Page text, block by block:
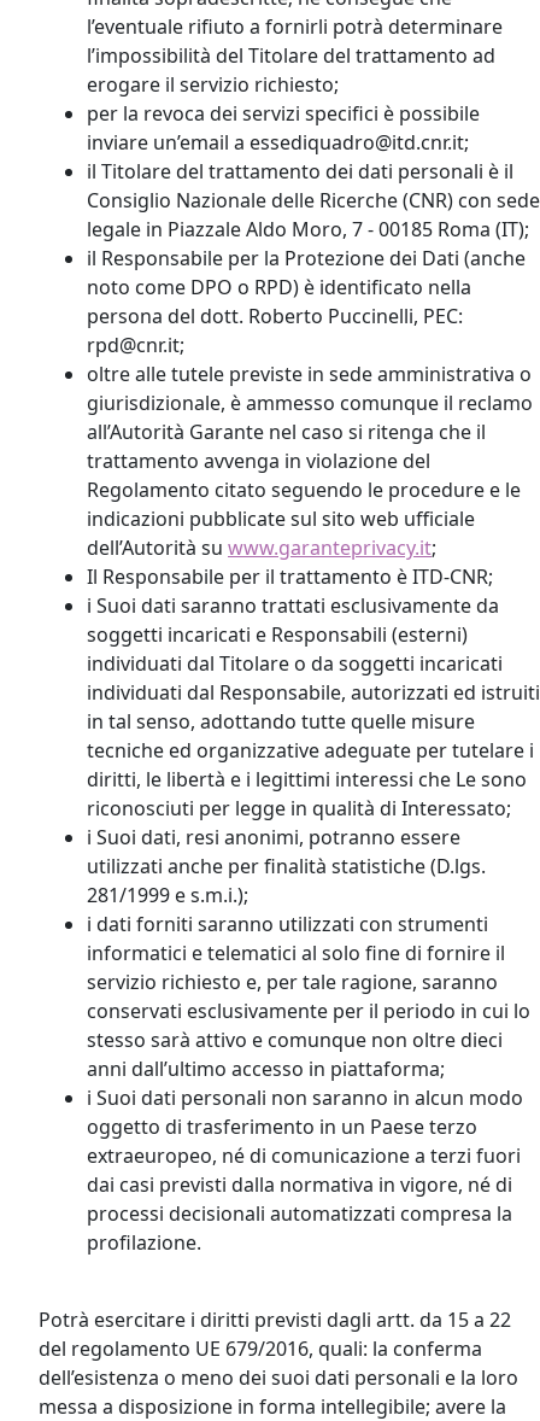
l’eventuale rifiuto a fornirli potrà determinare
l’impossibilità del Titolare del trattamento ad
erogare il servizio richiesto;
per la revoca dei servizi specifici è possibile
inviare un’email a essediquadro@itd.cnr.it;
il Titolare del trattamento dei dati personali è il
Consiglio Nazionale delle Ricerche (CNR) con sede
legale in Piazzale Aldo Moro, 7 - 00185 Roma (IT);
il Responsabile per la Protezione dei Dati (anche
noto come DPO o RPD) è identificato nella
persona del dott. Roberto Puccinelli, PEC:
rpd@cnr.it;
oltre alle tutele previste in sede amministrativa o
giurisdizionale, è ammesso comunque il reclamo
all’Autorità Garante nel caso si ritenga che il
trattamento avvenga in violazione del
Regolamento citato seguendo le procedure e le
indicazioni pubblicate sul sito web ufficiale
dell’Autorità su www.garanteprivacy.it;
Il Responsabile per il trattamento è ITD-CNR;
i Suoi dati saranno trattati esclusivamente da
soggetti incaricati e Responsabili (esterni)
individuati dal Titolare o da soggetti incaricati
individuati dal Responsabile, autorizzati ed istruiti
in tal senso, adottando tutte quelle misure
tecniche ed organizzative adeguate per tutelare i
diritti, le libertà e i legittimi interessi che Le sono
riconosciuti per legge in qualità di Interessato;
i Suoi dati, resi anonimi, potranno essere
utilizzati anche per finalità statistiche (D.lgs.
281/1999 e s.m.i.);
i dati forniti saranno utilizzati con strumenti
informatici e telematici al solo fine di fornire il
servizio richiesto e, per tale ragione, saranno
conservati esclusivamente per il periodo in cui lo
stesso sarà attivo e comunque non oltre dieci
anni dall’ultimo accesso in piattaforma;
i Suoi dati personali non saranno in alcun modo
oggetto di trasferimento in un Paese terzo
extraeuropeo, né di comunicazione a terzi fuori
dai casi previsti dalla normativa in vigore, né di
processi decisionali automatizzati compresa la
profilazione.
Potrà esercitare i diritti previsti dagli artt. da 15 a 22
del regolamento UE 679/2016, quali: la conferma
dell’esistenza o meno dei suoi dati personali e la loro
messa a disposizione in forma intellegibile; avere la